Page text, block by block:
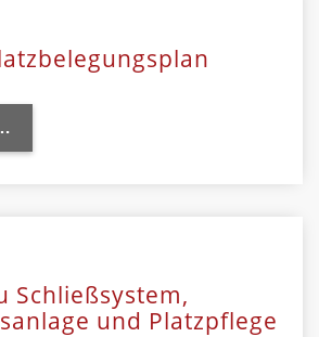
Schließsystem,
und Platzpflege